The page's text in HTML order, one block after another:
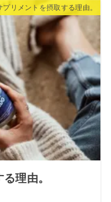
プリメントを摂取する理由。
理由。